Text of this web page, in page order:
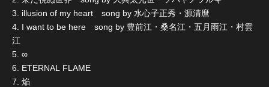
3. illusion of my heart song by 水心子正秀・源清麿
4. I want to be here song by 豊前江・桑名江・五月雨江・村雲
江
5. ∞
6. ETERNAL FLAME
7. 焔